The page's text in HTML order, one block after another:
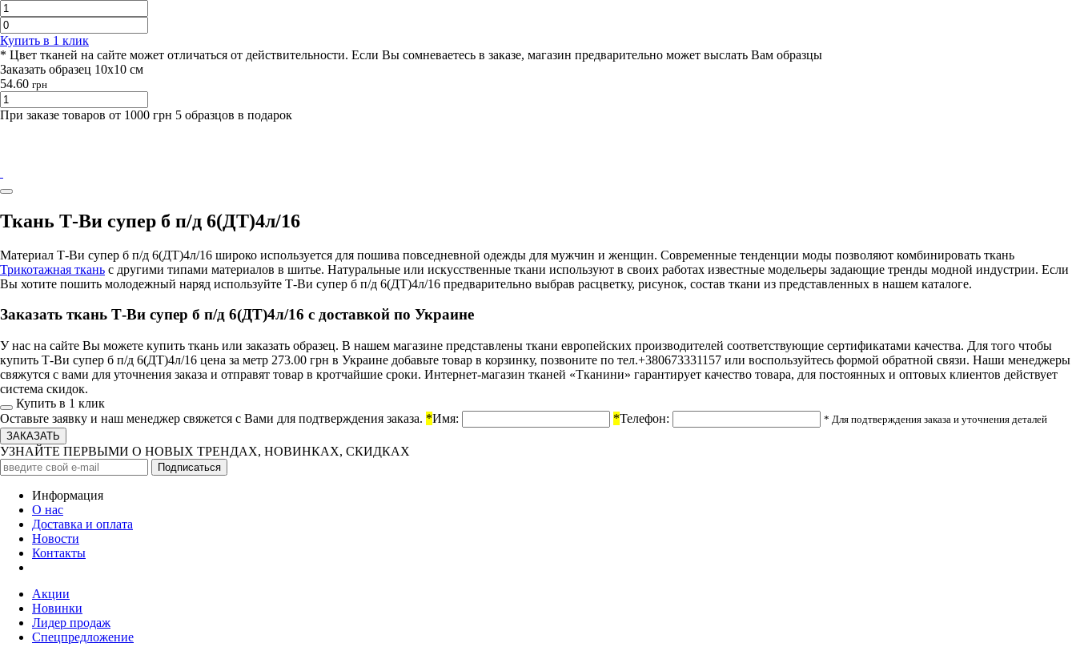
Купить в 1 клик
* Цвет тканей на сайте может отличаться от действительности. Если Вы сомневаетесь в заказе, магазин предварительно может выслать Вам образцы
Заказать образец 10х10 см
54.60 грн
При заказе товаров от 1000 грн 5 образцов в подарок
Ткань Т-Ви супер б п/д 6(ДТ)4л/16
Материал Т-Ви супер б п/д 6(ДТ)4л/16 широко используется для пошива повседневной одежды для мужчин и женщин. Современные тенденции моды позволяют комбинировать ткань
Трикотажная ткань с другими типами материалов в шитье. Натуральные или искусственные ткани используют в своих работах известные модельеры задающие тренды модной индустрии. Если
Вы хотите пошить молодежный наряд используйте Т-Ви супер б п/д 6(ДТ)4л/16 предварительно выбрав расцветку, рисунок, состав ткани из представленных в нашем каталоге.
Заказать ткань Т-Ви супер б п/д 6(ДТ)4л/16 с доставкой по Украине
У нас на сайте Вы можете купить ткань или заказать образец. В нашем магазине представлены ткани европейских производителей соответствующие сертификатами качества. Для того чтобы
купить Т-Ви супер б п/д 6(ДТ)4л/16 цена за метр 273.00 грн в Украине добавьте товар в корзинку, позвоните по тел.+380673331157 или воспользуйтесь формой обратной связи. Наши менеджеры
свяжутся с вами для уточнения заказа и отправят товар в кротчайшие сроки. Интернет-магазин тканей «Тканини» гарантирует качество товара, для постоянных и оптовых клиентов действует
система скидок.
Купить в 1 клик
Оставьте заявку и наш менеджер свяжется с Вами для подтверждения заказа. *Имя: *Телефон: * Для подтверждения заказа и уточнения деталей
УЗНАЙТЕ ПЕРВЫМИ О НОВЫХ ТРЕНДАХ, НОВИНКАХ, СКИДКАХ
Информация
О нас
Доставка и оплата
Новости
Контакты
Акции
Новинки
Лидер продаж
Спецпредложение